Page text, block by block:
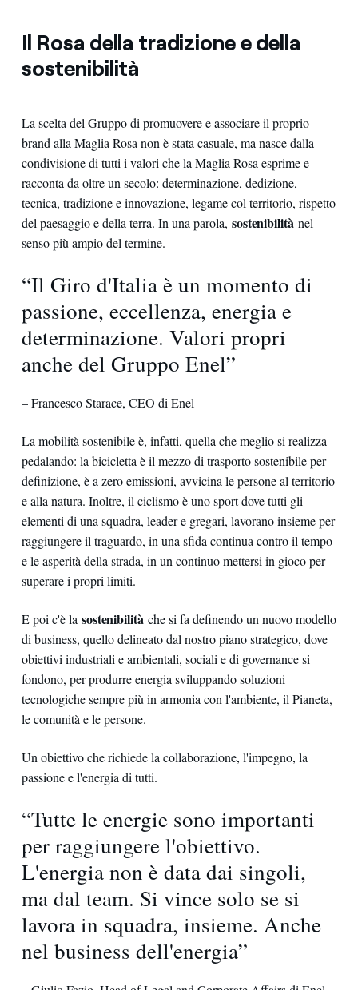
Il Rosa della tradizione e della
sostenibilità
La scelta del Gruppo di promuovere e associare il proprio
brand alla Maglia Rosa non è stata casuale, ma nasce dalla
condivisione di tutti i valori che la Maglia Rosa esprime e
racconta da oltre un secolo: determinazione, dedizione,
tecnica, tradizione e innovazione, legame col territorio, rispetto
del paesaggio e della terra. In una parola, sostenibilità nel
senso più ampio del termine.
“Il Giro d'Italia è un momento di
passione, eccellenza, energia e
determinazione. Valori propri
anche del Gruppo Enel”
– Francesco Starace, CEO di Enel
La mobilità sostenibile è, infatti, quella che meglio si realizza
pedalando: la bicicletta è il mezzo di trasporto sostenibile per
definizione, è a zero emissioni, avvicina le persone al territorio
e alla natura. Inoltre, il ciclismo è uno sport dove tutti gli
elementi di una squadra, leader e gregari, lavorano insieme per
raggiungere il traguardo, in una sfida continua contro il tempo
e le asperità della strada, in un continuo mettersi in gioco per
superare i propri limiti.
E poi c'è la sostenibilità che si fa definendo un nuovo modello
di business, quello delineato dal nostro piano strategico, dove
obiettivi industriali e ambientali, sociali e di governance si
fondono, per produrre energia sviluppando soluzioni
tecnologiche sempre più in armonia con l'ambiente, il Pianeta,
le comunità e le persone.
Un obiettivo che richiede la collaborazione, l'impegno, la
passione e l'energia di tutti.
“Tutte le energie sono importanti
per raggiungere l'obiettivo.
L'energia non è data dai singoli,
ma dal team. Si vince solo se si
lavora in squadra, insieme. Anche
nel business dell'energia”